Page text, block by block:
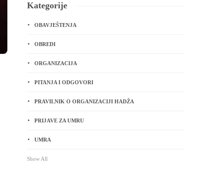
Kategorije
OBAVJEŠTENJA
OBREDI
ORGANIZACIJA
PITANJA I ODGOVORI
PRAVILNIK O ORGANIZACIJI HADŽA
PRIJAVE ZA UMRU
UMRA
Show All